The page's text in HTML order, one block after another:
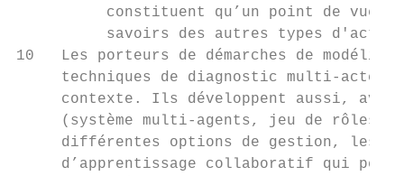
constituent qu’un point de vue
savoirs des autres types
10   Les porteurs de démarches de
techniques de diagnostic multi-
contexte. Ils développent aussi,
(système multi-agents, jeu de rôles,
différentes options de gestion, les
d’apprentissage collaboratif qui